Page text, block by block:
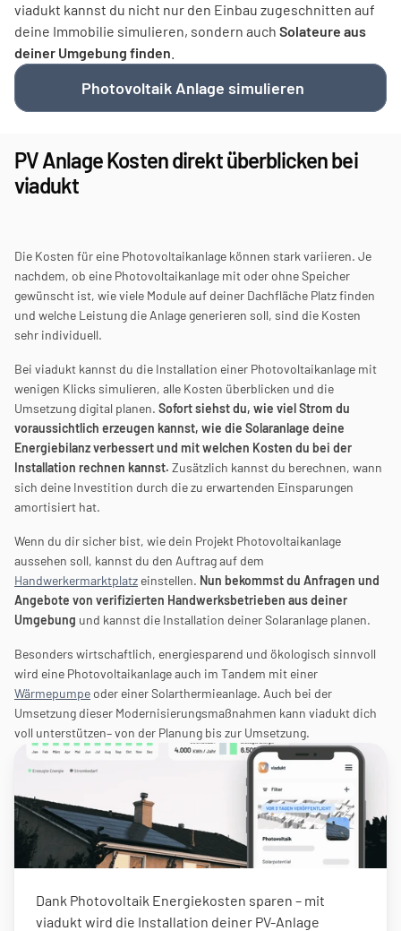
viadukt kannst du nicht nur den Einbau zugeschnitten auf
deine Immobilie simulieren, sondern auch Solateure aus
deiner Umgebung finden
Photovoltaik Anlage simulieren
PV Anlage Kosten direkt überblicken bei
viadukt
Die Kosten für eine Photovoltaikanlage können stark variieren. Je
nachdem, ob eine Photovoltaikanlage mit oder ohne Speicher
gewünscht ist, wie viele Module auf deiner Dachfläche Platz finden
und welche Leistung die Anlage generieren soll, sind die Kosten
sehr individuell.
Bei viadukt kannst du die Installation einer Photovoltaikanlage mit
wenigen Klicks simulieren, alle Kosten überblicken und die
Umsetzung digital planen. Sofort siehst du, wie viel Strom du
voraussichtlich erzeugen kannst, wie die Solaranlage deine
Energiebilanz verbessert und mit welchen Kosten du bei der
Installation rechnen kannst. Zusätzlich kannst du berechnen, wann
sich deine Investition durch die zu erwartenden Einsparungen
amortisiert hat.
Wenn du dir sicher bist, wie dein Projekt Photovoltaikanlage
Handwerkermarktplatz einstellen. Nun bekommst du Anfragen und
Angebote von verifizierten Handwerksbetrieben aus deiner
Umgebung und kannst die Installation deiner Solaranlage planen.
Besonders wirtschaftlich, energiesparend und ökologisch sinnvoll
Wärmepumpe oder einer Solarthermieanlage. Auch bei der
Umsetzung dieser Modernisierungsmaßnahmen kann viadukt dich
voll unterstützen– von der Planung bis zur Umsetzung.
Dank Photovoltaik Energiekosten sparen – mit
viadukt wird die Installation deiner PV-Anlage